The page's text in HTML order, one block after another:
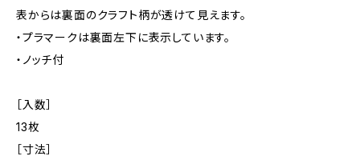
表からは裏面のクラフト柄が透けて見えます。
・プラマークは裏面左下に表示しています。
・ノッチ付
［入数］
13枚
［寸法］